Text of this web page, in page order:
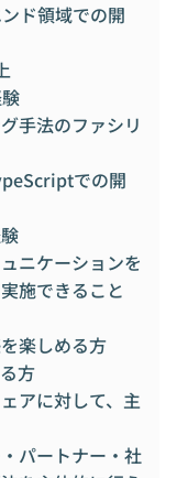
ド領域での開
手法のファシリ
での開
ニケーションを
施できること
楽しめる方
方
アに対して、主
パートナー・社